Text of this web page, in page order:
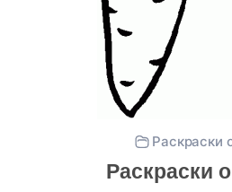
Раскраски
Раскраски